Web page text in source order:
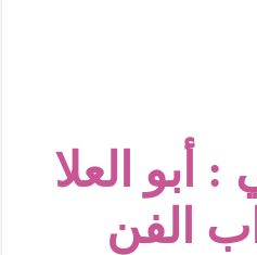
بسمة ناجي مع الترجمة (الجزء الأول)
طهت المدن قديماً طعامها؟
جديدة لبدايات “الاستغراب”
: أبو العلا
الفن